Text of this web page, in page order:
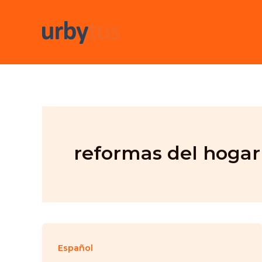
reformas del hogar
Español